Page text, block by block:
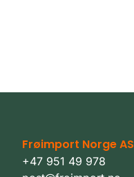
Frøimport Norge AS
+47 951 49 978